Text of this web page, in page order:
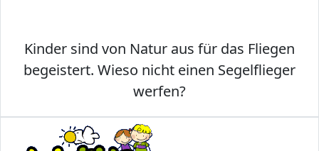
Kinder sind von Natur aus für das Fliegen
begeistert. Wieso nicht einen Segelflieger
werfen?